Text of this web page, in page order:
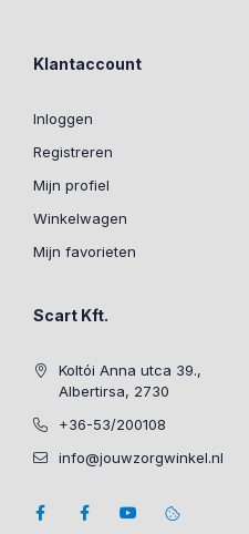
Klantaccount
Inloggen
Registreren
Mijn profiel
Winkelwagen
Mijn favorieten
Scart Kft.
Koltói Anna utca 39.,
Albertirsa, 2730
+36-53/200108
info@jouwzorgwinkel.nl